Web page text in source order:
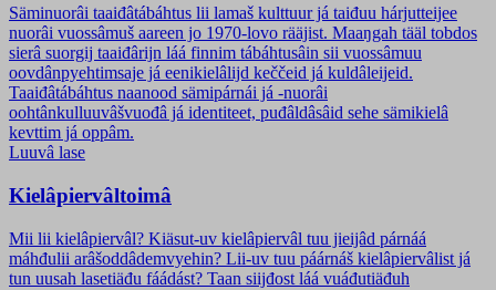
Säminuorâi taaiđâtábáhtus lii lamaš kulttuur já taiđuu hárjutteijee
nuorâi vuossâmuš aareen jo 1970-lovo rääjist. Maaŋgah tääl tobdos
sierâ suorgij taaiđârijn láá finnim tábáhtusâin sii vuossâmuu
oovdânpyehtimsaje já eenikielâlijd keččeid já kuldâleijeid.
Taaiđâtábáhtus naanood sämipárnái já -nuorâi
oohtânkulluuvâšvuođâ já identiteet, puđâldâsâid sehe sämikielâ
kevttim já oppâm.
Luuvâ lase
Kielâpiervâltoimâ
Mii lii kielâpiervâl? Kiäsut-uv kielâpiervâl tuu jieijâd párnáá
máhđulii arâšoddâdemvyehin? Lii-uv tuu páárnáš kielâpiervâlist já
tun uusah lasetiäđu fáádást? Taan siijđost láá vuáđutiäđuh